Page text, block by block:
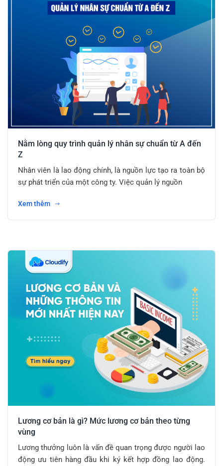
Nằm lòng quy trình quản lý nhân sự chuẩn từ A đến
Z
Nhân viên là lao động chính, là nguồn lực tạo ra toàn bộ
sự phát triển của một công ty. Việc quản lý nguồn
Xem thêm
Lương cơ bản là gì? Mức lương cơ bản theo từng
vùng
Lương thưởng luôn là vấn đề quan trọng được người lao
động ưu tiên hàng đầu khi ký kết hợp đồng lao động.